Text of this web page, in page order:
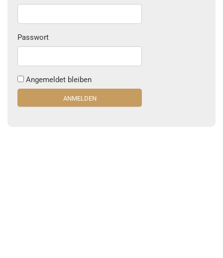
Passwort
Angemeldet bleiben